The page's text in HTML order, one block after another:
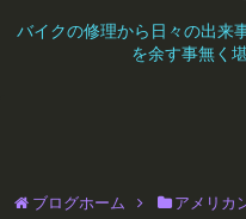
バイクの修理から日々の出来
を余す事無く
ブログホーム アメリカ